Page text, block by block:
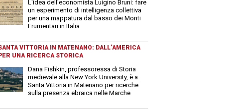
L'idea dell'economista Luigino Bruni: fare
un esperimento di intelligenza collettiva
per una mappatura dal basso dei Monti
Frumentari in Italia
VITTORIA IN MATENANO: DALL’AMERICA
PER UNA RICERCA STORICA
Dana Fishkin, professoressa di Storia
medievale alla New York University, è a
Santa Vittoria in Matenano per ricerche
sulla presenza ebraica nelle Marche